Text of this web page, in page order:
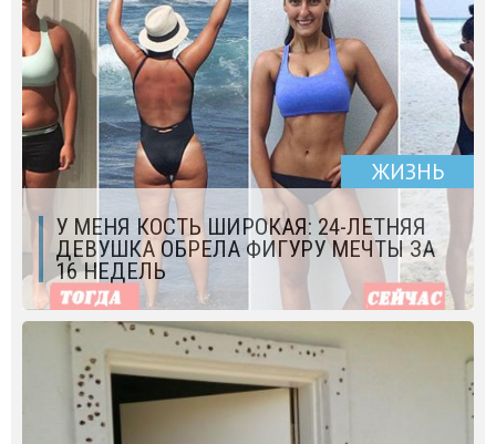
ЖИЗНЬ
У МЕНЯ КОСТЬ ШИРОКАЯ: 24-ЛЕТНЯЯ
ДЕВУШКА ОБРЕЛА ФИГУРУ МЕЧТЫ ЗА
16 НЕДЕЛЬ